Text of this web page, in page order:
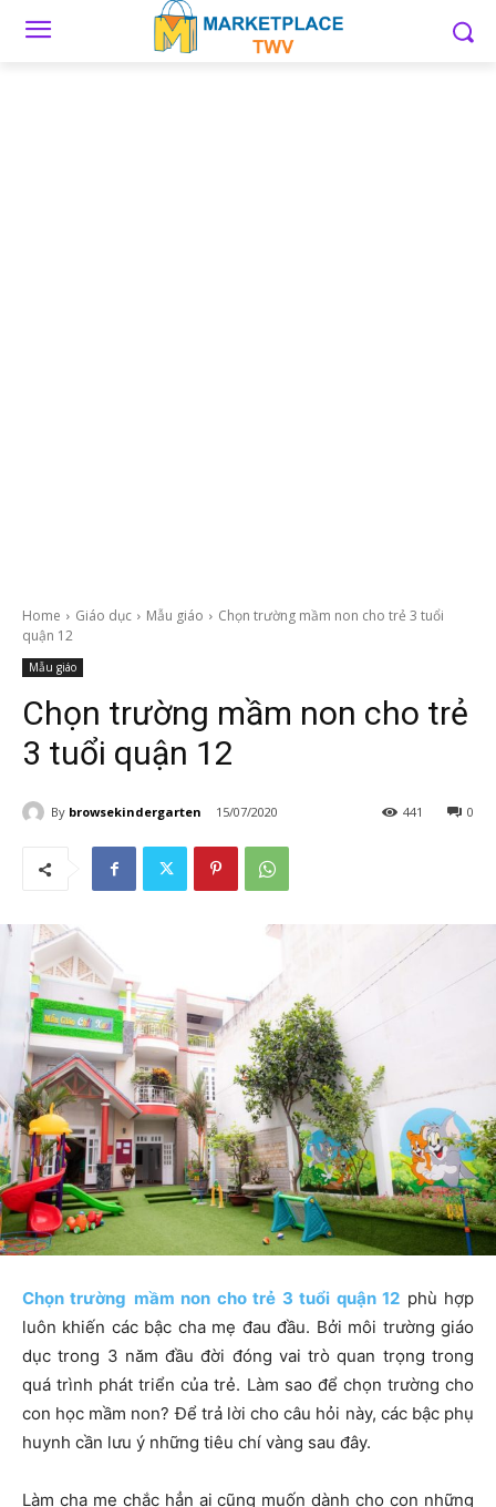
Home Giáo dục Mẫu giáo
Chọn trường mầm non cho trẻ 3 tuổi
quận 12
Mẫu giáo
Chọn trường mầm non cho trẻ
3 tuổi quận 12
By browsekindergarten 15/07/2020 0
441
Chọn trường mầm non cho trẻ 3 tuổi quận 12 phù hợp
luôn khiến các bậc cha mẹ đau đầu. Bởi môi trường giáo
dục trong 3 năm đầu đời đóng vai trò quan trọng trong
quá trình phát triển của trẻ. Làm sao để chọn trường cho
con học mầm non? Để trả lời cho câu hỏi này, các bậc phụ
huynh cần lưu ý những tiêu chí vàng sau đây.
Làm cha mẹ chắc hẳn ai cũng muốn dành cho con những